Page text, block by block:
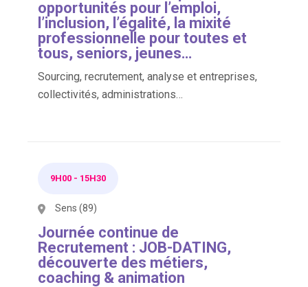
opportunités pour l’emploi,
l’inclusion, l’égalité, la mixité
professionnelle pour toutes et
tous, seniors, jeunes…
Sourcing, recrutement, analyse et entreprises,
collectivités, administrations…
9H00 - 15H30
Sens (89)
Journée continue de
Recrutement : JOB-DATING,
découverte des métiers,
coaching & animation